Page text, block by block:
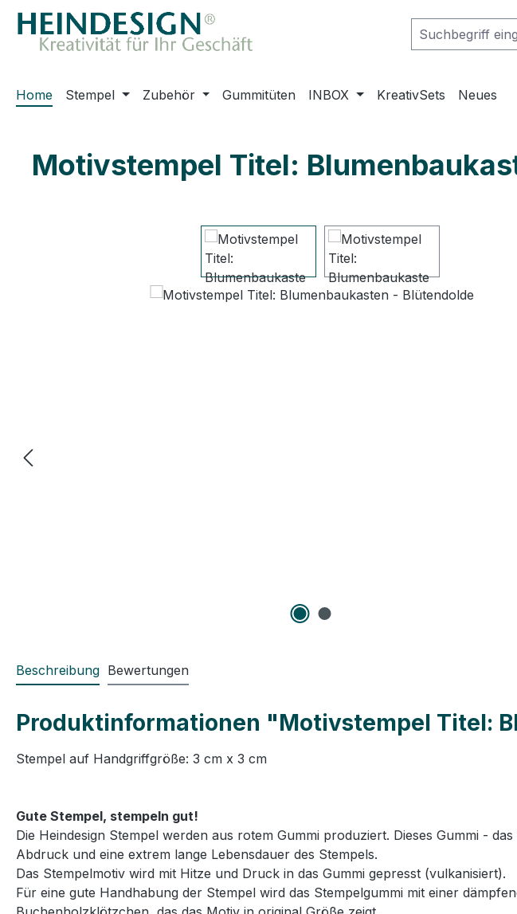
Hauptinhalt springen
Zur Suche springen
Zur Hauptnavigation springen
Home Stempel Zubehör Gummitüten INBOX KreativSets Neues
Motivstempel Titel:
Beschreibung Bewertungen
Produktinformationen "Motivstempel Titel:
Stempel auf Handgriffgröße: 3 cm x 3 cm
Gute Stempel, stempeln gut!
Die Heindesign Stempel werden aus rotem Gummi produziert. Dieses Gummi -
Abdruck und eine extrem lange Lebensdauer des Stempels.
Das Stempelmotiv wird mit Hitze und Druck in das Gummi gepresst (vulkanisiert).
Für eine gute Handhabung der Stempel wird das Stempelgummi mit einer